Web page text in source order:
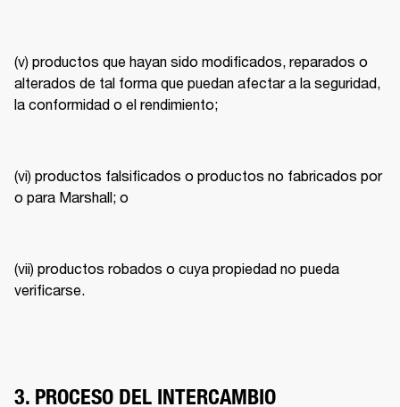
(v) productos que hayan sido modificados, reparados o
alterados de tal forma que puedan afectar a la seguridad,
la conformidad o el rendimiento;
(vi) productos falsificados o productos no fabricados por
o para Marshall; o
(vii) productos robados o cuya propiedad no pueda
verificarse.
3. PROCESO DEL INTERCAMBIO